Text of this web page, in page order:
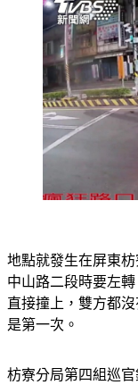
地點就發生在屏東
中山路二段時要左
直接撞上，雙方都
是第一次。
枋寮分局第四組巡